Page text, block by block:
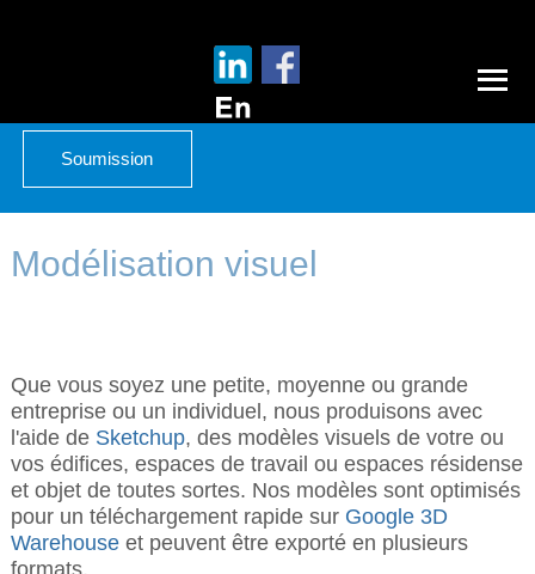
Soumission
Modélisation visuel
Que vous soyez une petite, moyenne ou grande
entreprise ou un individuel, nous produisons avec
l'aide de Sketchup, des modèles visuels de votre ou
vos édifices, espaces de travail ou espaces résidense
et objet de toutes sortes. Nos modèles sont optimisés
pour un téléchargement rapide sur Google 3D
Warehouseet peuvent être exporté en plusieurs
formats.